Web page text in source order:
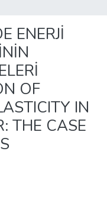
ENERJİ
OF
IN
THE CASE